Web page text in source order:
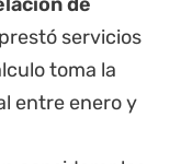
servicios
toma la
entre enero y